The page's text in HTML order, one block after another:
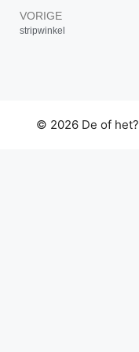
VORIGE
stripwinkel
© 2026 De of het?